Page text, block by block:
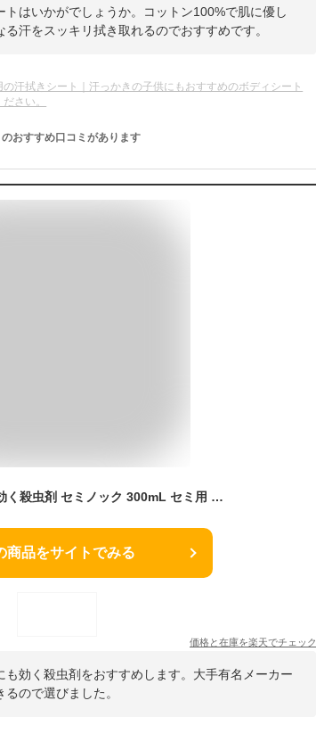
はいかがでしょうか。コットン100%で肌に優し
汗をスッキリ拭き取れるのでおすすめです。
の汗拭きシート｜汗っかきの子供にもおすすめのボディシート
さい。
のおすすめ口コミがあります
セミ対策に セミにも効く殺虫剤 セミノック 300mL セミ用 殺虫剤強力 セミ クマゼミ アブラゼミ 蝉 カメムシ・スズメバチにも効く 不快害虫 駆除 退治 撃退 殺虫 スプレー 対策グッズ 業務用 ハチノックのメーカーが作ったセミ用殺虫剤
商品をサイトでみる
価格と在庫を楽天でチェック
効く殺虫剤をおすすめします。大手有名メーカー
ので選びました。